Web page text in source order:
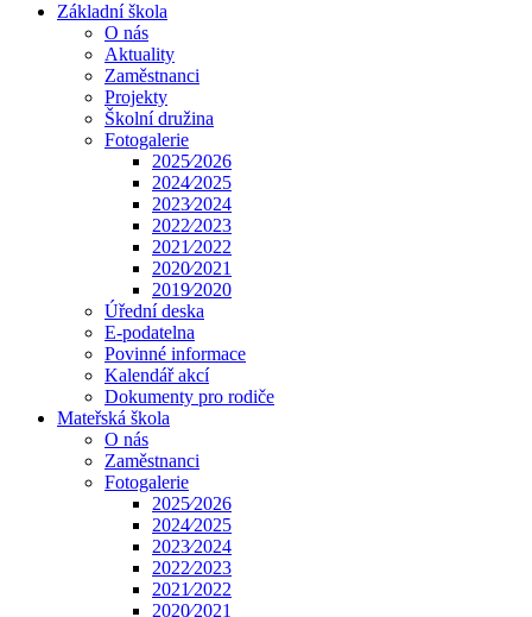
Základní škola
O nás
Aktuality
Zaměstnanci
Projekty
Školní družina
Fotogalerie
2025⁄2026
2024⁄2025
2023⁄2024
2022⁄2023
2021⁄2022
2020⁄2021
2019⁄2020
Úřední deska
E-podatelna
Povinné informace
Kalendář akcí
Dokumenty pro rodiče
Mateřská škola
O nás
Zaměstnanci
Fotogalerie
2025⁄2026
2024⁄2025
2023⁄2024
2022⁄2023
2021⁄2022
2020⁄2021